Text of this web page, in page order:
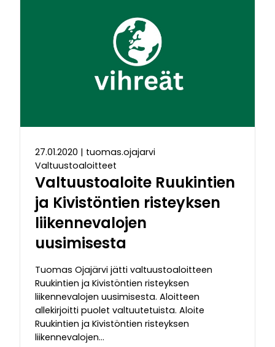
27.01.2020 | tuomas.ojajarvi
Valtuustoaloitteet
Valtuustoaloite Ruukintien
ja Kivistöntien risteyksen
liikennevalojen
uusimisesta
Tuomas Ojajärvi jätti valtuustoaloitteen
Ruukintien ja Kivistöntien risteyksen
liikennevalojen uusimisesta. Aloitteen
allekirjoitti puolet valtuutetuista. Aloite
Ruukintien ja Kivistöntien risteyksen
liikennevalojen…